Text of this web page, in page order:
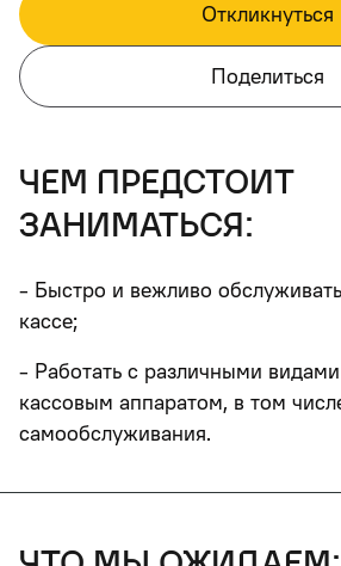
Откликнуться
Поделиться
чем предстоит
заниматься:
- Быстро и вежливо
кассе;
- Работать с различными
кассовым аппаратом, в том
самообслуживания.